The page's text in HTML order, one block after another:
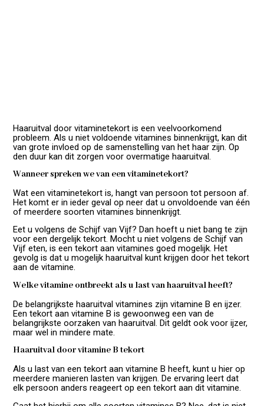
Haaruitval door vitaminetekort is een veelvoorkomend
probleem. Als u niet voldoende vitamines binnenkrijgt, kan dit
van grote invloed op de samenstelling van het haar zijn. Op
den duur kan dit zorgen voor overmatige haaruitval.
Wanneer spreken we van een vitaminetekort?
Wat een vitaminetekort is, hangt van persoon tot persoon af.
Het komt er in ieder geval op neer dat u onvoldoende van één
of meerdere soorten vitamines binnenkrijgt.
Eet u volgens de Schijf van Vijf? Dan hoeft u niet bang te zijn
voor een dergelijk tekort. Mocht u niet volgens de Schijf van
Vijf eten, is een tekort aan vitamines goed mogelijk. Het
gevolg is dat u mogelijk haaruitval kunt krijgen door het tekort
aan de vitamine.
Welke vitamine ontbreekt als u last van haaruitval heeft?
De belangrijkste haaruitval vitamines zijn vitamine B en ijzer.
Een tekort aan vitamine B is gewoonweg een van de
belangrijkste oorzaken van haaruitval. Dit geldt ook voor ijzer,
maar wel in mindere mate.
Haaruitval door vitamine B tekort
Als u last van een tekort aan vitamine B heeft, kunt u hier op
meerdere manieren lasten van krijgen. De ervaring leert dat
elk persoon anders reageert op een tekort aan dit vitamine.